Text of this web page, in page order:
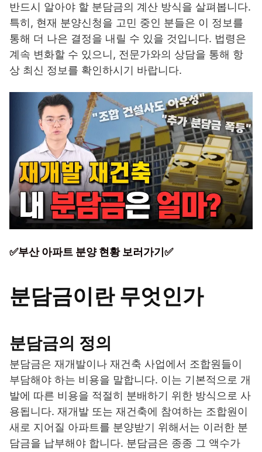
반드시 알아야 할 분담금의 계산 방식을 살펴봅니다.
특히, 현재 분양신청을 고민 중인 분들은 이 정보를
통해 더 나은 결정을 내릴 수 있을 것입니다. 법령은
계속 변화할 수 있으니, 전문가와의 상담을 통해 항
상 최신 정보를 확인하시기 바랍니다.
✅부산 아파트 분양 현황 보러가기✅
분담금이란 무엇인가
분담금의 정의
분담금은 재개발이나 재건축 사업에서 조합원들이
부담해야 하는 비용을 말합니다. 이는 기본적으로 개
발에 따른 비용을 적절히 분배하기 위한 방식으로 사
용됩니다. 재개발 또는 재건축에 참여하는 조합원이
새로 지어질 아파트를 분양받기 위해서는 이러한 분
담금을 납부해야 합니다. 분담금은 종종 그 액수가